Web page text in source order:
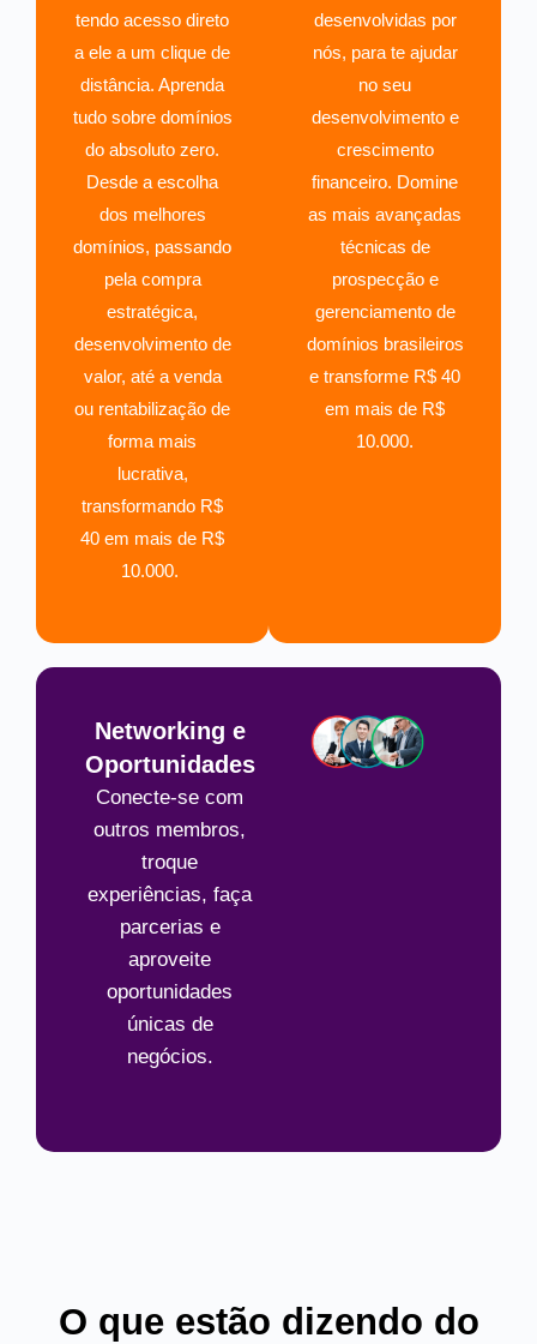
tendo acesso direto
a ele a um clique de
distância. Aprenda
tudo sobre domínios
do absoluto zero.
Desde a escolha
dos melhores
domínios, passando
pela compra
estratégica,
desenvolvimento de
valor, até a venda
ou rentabilização de
forma mais
lucrativa,
transformando R$
40 em mais de R$
10.000.
desenvolvidas por
nós, para te ajudar
no seu
desenvolvimento e
crescimento
financeiro. Domine
as mais avançadas
técnicas de
prospecção e
gerenciamento de
domínios brasileiros
e transforme R$ 40
em mais de R$
10.000.
Networking e
Oportunidades
Conecte-se com
outros membros,
troque
experiências, faça
parcerias e
aproveite
oportunidades
únicas de
negócios.
O que estão dizendo do